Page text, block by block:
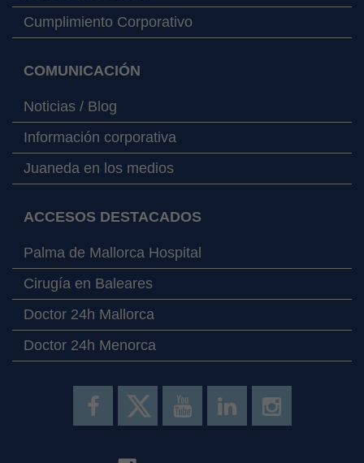
Cumplimiento Corporativo
COMUNICACIÓN
Noticias / Blog
Información corporativa
Juaneda en los medios
ACCESOS DESTACADOS
Palma de Mallorca Hospital
Cirugía en Baleares
Doctor 24h Mallorca
Doctor 24h Menorca